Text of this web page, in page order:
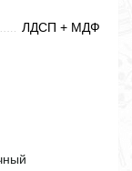
ЛДСП + МДФ